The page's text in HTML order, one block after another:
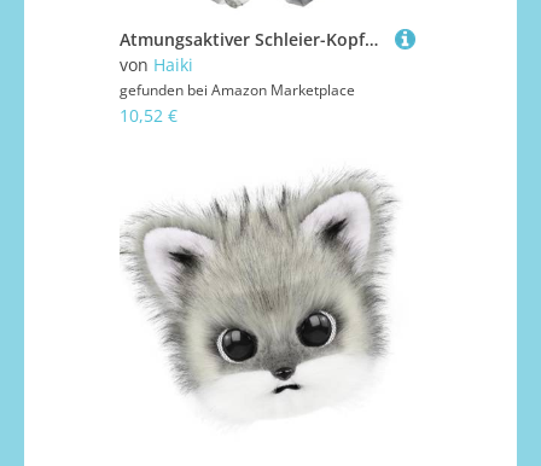
Atmungsaktiver Schleier-Kopfschmuck aus Spinnentier, Requisiten für Halloween-Kostüme, Rollenspiele und Themenfeiern, Polyester-Netz-Haarschmuck
von Haiki
gefunden bei Amazon Marketplace
10,52 €